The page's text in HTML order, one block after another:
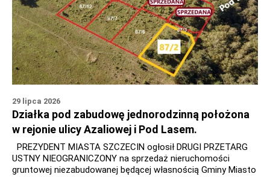
29 lipca 2026
Działka pod zabudowę jednorodzinną położona
w rejonie ulicy Azaliowej i Pod Lasem.
PREZYDENT MIASTA SZCZECIN ogłosił DRUGI PRZETARG
USTNY NIEOGRANICZONY na sprzedaż nieruchomości
gruntowej niezabudowanej będącej własnością Gminy Miasto